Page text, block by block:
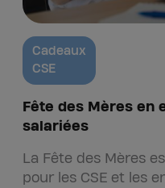
Cadeaux
CSE
Fête des Mères en
salariées
La Fête des Mères
pour les CSE et les